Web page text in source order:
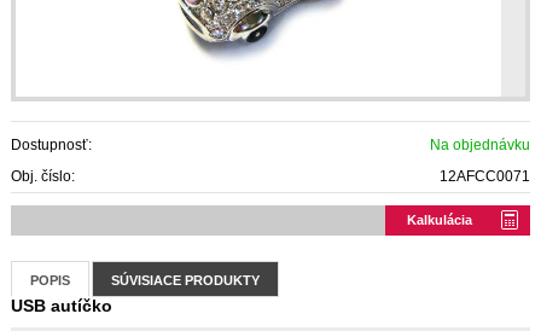
Dostupnosť:
Na objednávku
Obj. číslo:
12AFCC0071
Kalkulácia
POPIS SÚVISIACE PRODUKTY
USB autíčko